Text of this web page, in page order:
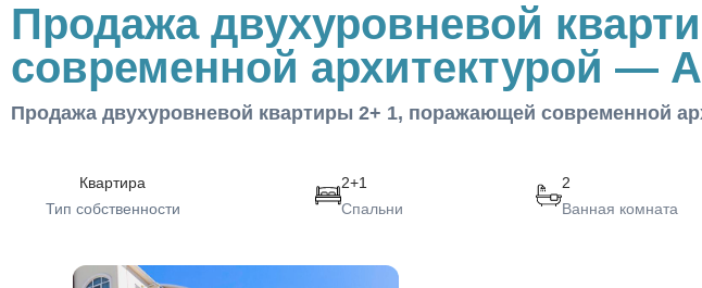
Продажа двухуровневой
современной архитектурой —
Продажа двухуровневой квартиры 2+ 1, поражающей современной
Квартира
Тип собственности
2+1
Спальни
2
Ванная комната